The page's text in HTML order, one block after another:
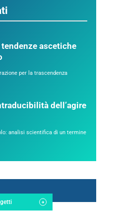
ascetiche
per la trascendenza
dell’agire
analisi scientifica di un termine